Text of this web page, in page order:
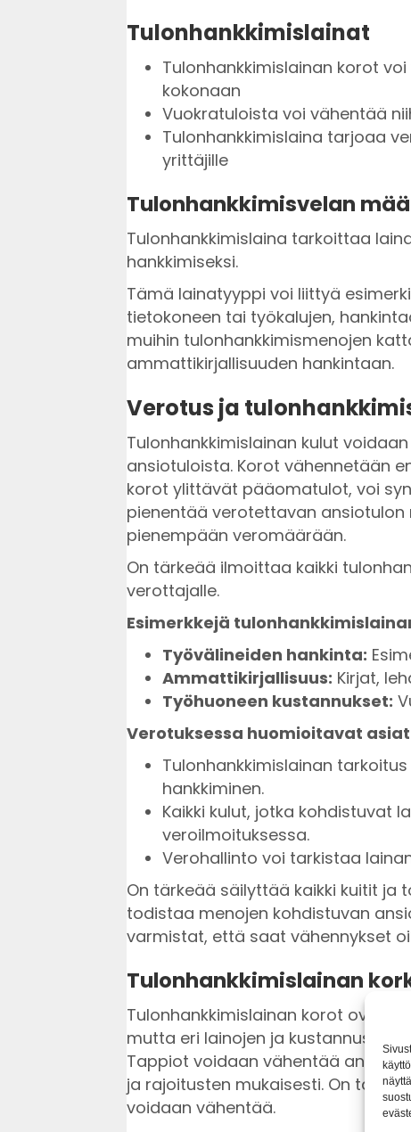
Tulonhankkimislainat
Tulonhankkimislainan korot
kokonaan
Vuokratuloista voi vähentää
Tulonhankkimislaina tarjoaa
yrittäjille
Tulonhankkimisvelan
Tulonhankkimislaina tarkoittaa
hankkimiseksi.
Tämä lainatyyppi voi liittyä
tietokoneen tai työkalujen,
muihin tulonhankkimismenojen
ammattikirjallisuuden hankintaan.
Verotus ja
Tulonhankkimislainan kulut
ansiotuloista. Korot vähennetään
korot ylittävät pääomatulot, voi
pienentää verotettavan
pienempään veromäärään.
On tärkeää ilmoittaa kaikki
verottajalle.
Esimerkkejä
Työvälineiden hankinta:
Ammattikirjallisuus: Kirjat,
Työhuoneen kustannukset:
Verotuksessa huomioitavat
Tulonhankkimislainan
hankkiminen.
Kaikki kulut, jotka kohdistuvat
veroilmoituksessa.
Verohallinto voi tarkistaa
On tärkeää säilyttää kaikki kuitit
todistaa menojen kohdistuvan
varmistat, että saat vähennykset
Tulonhankkimislainan
Tulonhankkimislainan korot ovat
mutta eri lainojen ja kustannusten
Tappiot voidaan vähentää
ja rajoitusten mukaisesti. On
voidaan vähentää.